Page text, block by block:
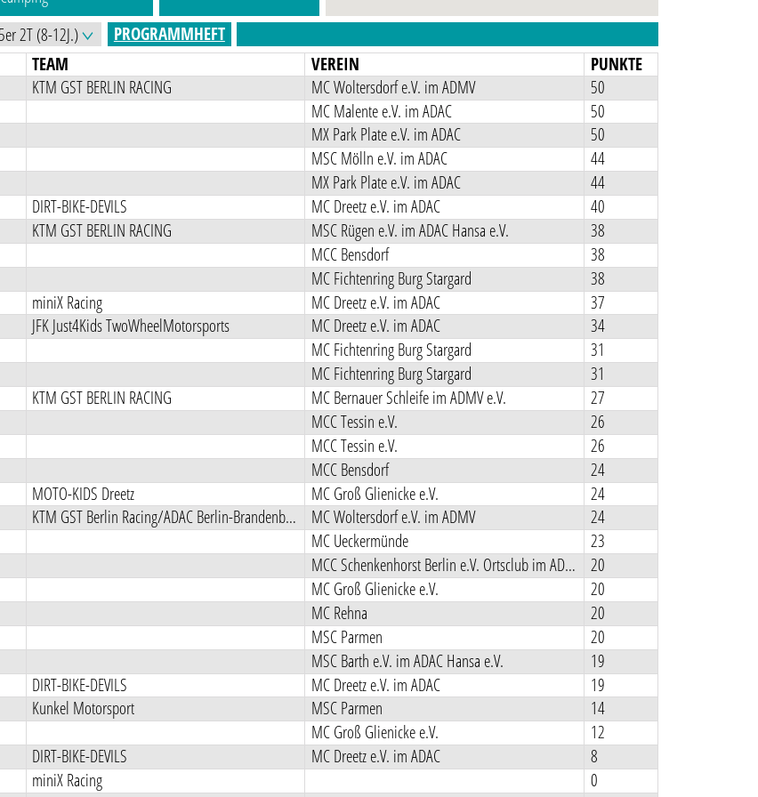
PROGRAMMHEFT
TEAM VEREIN
PUNKTE
KTM GST BERLIN RACING MC Woltersdorf e.V. im ADMV
50
MC Malente e.V. im ADAC
50
MX Park Plate e.V. im ADAC
50
MSC Mölln e.V. im ADAC
44
MX Park Plate e.V. im ADAC
44
DIRT-BIKE-DEVILS MC Dreetz e.V. im ADAC
40
KTM GST BERLIN RACING MSC Rügen e.V. im ADAC Hansa e.V.
38
MCC Bensdorf
38
MC Fichtenring Burg Stargard
38
miniX Racing MC Dreetz e.V. im ADAC
37
JFK Just4Kids TwoWheelMotorsports MC Dreetz e.V. im ADAC
34
MC Fichtenring Burg Stargard
31
MC Fichtenring Burg Stargard
31
KTM GST BERLIN RACING MC Bernauer Schleife im ADMV e.V.
27
MCC Tessin e.V.
26
MCC Tessin e.V.
26
MCC Bensdorf
24
MOTO-KIDS Dreetz MC Groß Glienicke e.V.
24
KTM GST Berlin Racing/ADAC Berlin-Brandenburg e.V. MC Woltersdorf e.V. im ADMV
24
MC Ueckermünde
23
MCC Schenkenhorst Berlin e.V. Ortsclub im ADAC
20
MC Groß Glienicke e.V.
20
MC Rehna
20
MSC Parmen
20
MSC Barth e.V. im ADAC Hansa e.V.
19
DIRT-BIKE-DEVILS MC Dreetz e.V. im ADAC
19
Kunkel Motorsport MSC Parmen
14
MC Groß Glienicke e.V.
12
DIRT-BIKE-DEVILS MC Dreetz e.V. im ADAC
8
miniX Racing
0